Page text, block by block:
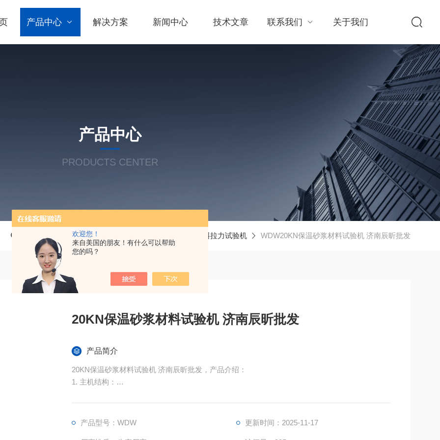
欢迎您！
来自美国的朋友！有什么可以帮助
您的吗？
产品中心 解决方案 新闻中心 技术文章 联系我们 关于我们
产品中心
PRODUCTS CENTER
首页 产品中心 保温材料拉力试验机 WDW20KN保温砂浆材料试验机 济南辰昕批发
20KN保温砂浆材料试验机 济南辰昕批发
产品简介
20KN保温砂浆材料试验机 济南辰昕批发，产品介绍：
1. 主机结构：
产品型号：WDW
更新时间：2025-11-17